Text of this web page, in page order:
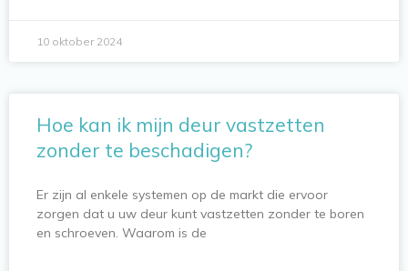
10 oktober 2024
Hoe kan ik mijn deur vastzetten
zonder te beschadigen?
Er zijn al enkele systemen op de markt die ervoor
zorgen dat u uw deur kunt vastzetten zonder te boren
en schroeven. Waarom is de